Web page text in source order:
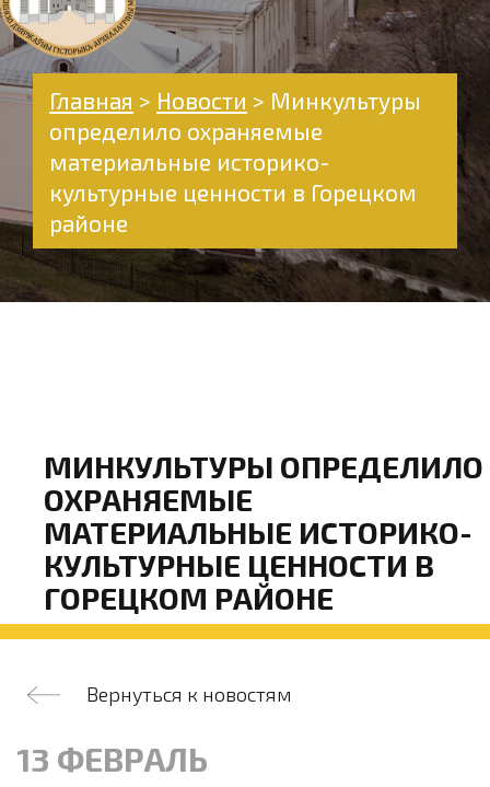
Главная > Новости > Минкультуры
определило охраняемые
материальные историко-
культурные ценности в Горецком
районе
МИНКУЛЬТУРЫ ОПРЕДЕЛИЛО
ОХРАНЯЕМЫЕ
МАТЕРИАЛЬНЫЕ ИСТОРИКО-
КУЛЬТУРНЫЕ ЦЕННОСТИ В
ГОРЕЦКОМ РАЙОНЕ
Вернуться к новостям
13 ФЕВРАЛЬ